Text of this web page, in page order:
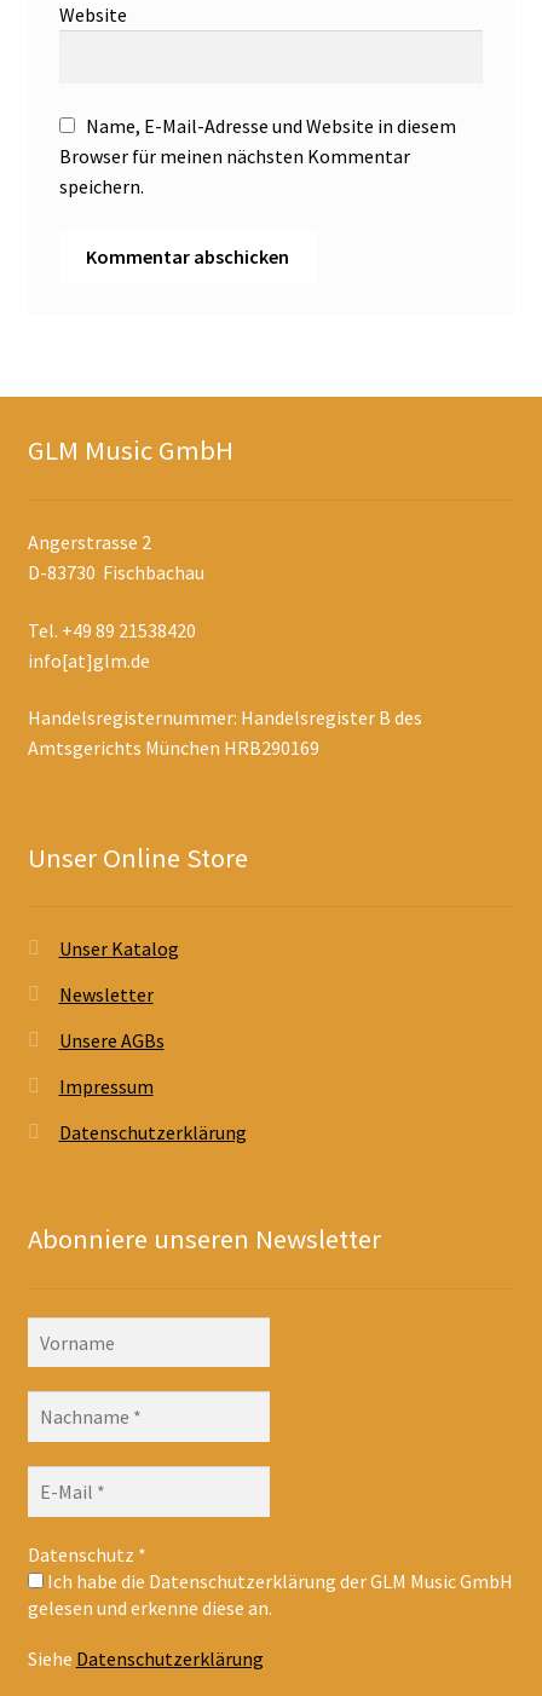
Website
Name, E-Mail-Adresse und Website in diesem
Browser für meinen nächsten Kommentar
speichern.
GLM Music GmbH
Angerstrasse 2
D-83730 Fischbachau
Tel. +49 89 21538420
info[at]glm.de
Handelsregisternummer: Handelsregister B des
Amtsgerichts München HRB290169
Unser Online Store
Unser Katalog
Newsletter
Unsere AGBs
Impressum
Datenschutzerklärung
Abonniere unseren Newsletter
Datenschutz *
Ich habe die Datenschutzerklärung der GLM Music GmbH
gelesen und erkenne diese an.
Siehe Datenschutzerklärung